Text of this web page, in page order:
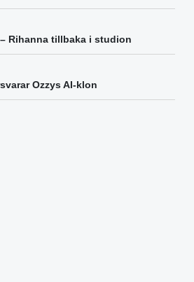
Rihanna tillbaka i studion
Ozzys AI-klon